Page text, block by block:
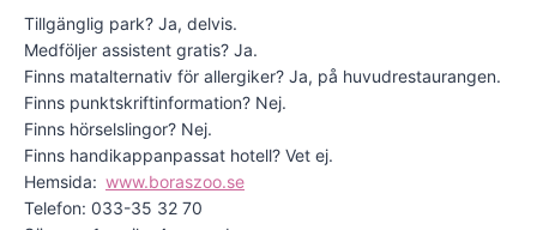
Tillgänglig park? Ja, delvis.
Medföljer assistent gratis? Ja.
Finns matalternativ för allergiker? Ja, på huvudrestaurangen.
Finns punktskriftinformation? Nej.
Finns hörselslingor? Nej.
Finns handikappanpassat hotell? Vet ej.
Hemsida: www.boraszoo.se
Telefon: 033-35 32 70